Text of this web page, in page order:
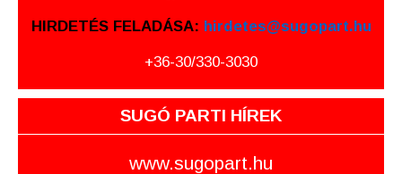
HIRDETÉS FELADÁSA: hirdetes@sugopart.hu
+36-30/330-3030
SUGÓ PARTI HÍREK
www.sugopart.hu